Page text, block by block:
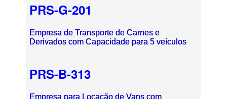
PRS-G-201
Empresa de Transporte de Carnes e
Derivados com Capacidade para 5 veículos
PRS-B-313
Empresa para Locação de Vans com